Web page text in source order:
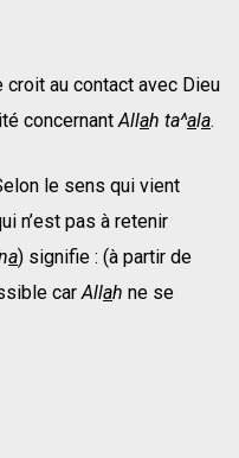
au contact avec Dieu
concernantAllah ta^ala.
le sens qui vient
n’est pas à retenir
a) signifie : (à partir de
carAllah ne se